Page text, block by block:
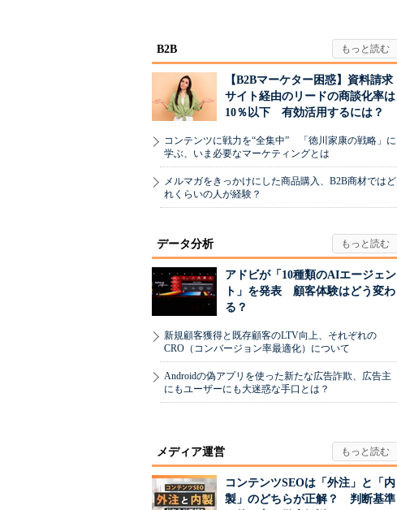
B2B
【B2Bマーケター困惑】資料請求
サイト経由のリードの商談化率は
10％以下 有効活用するには？
コンテンツに戦力を“全集中” 「徳川家康の戦略」に
学ぶ、いま必要なマーケティングとは
メルマガをきっかけにした商品購入、B2B商材ではど
れくらいの人が経験？
データ分析
アドビが「10種類のAIエージェン
ト」を発表 顧客体験はどう変わ
る？
新規顧客獲得と既存顧客のLTV向上、それぞれの
CRO（コンバージョン率最適化）について
Androidの偽アプリを使った新たな広告詐欺、広告主
にもユーザーにも大迷惑な手口とは？
メディア運営
コンテンツSEOは「外注」と「内
製」のどちらが正解？ 判断基準